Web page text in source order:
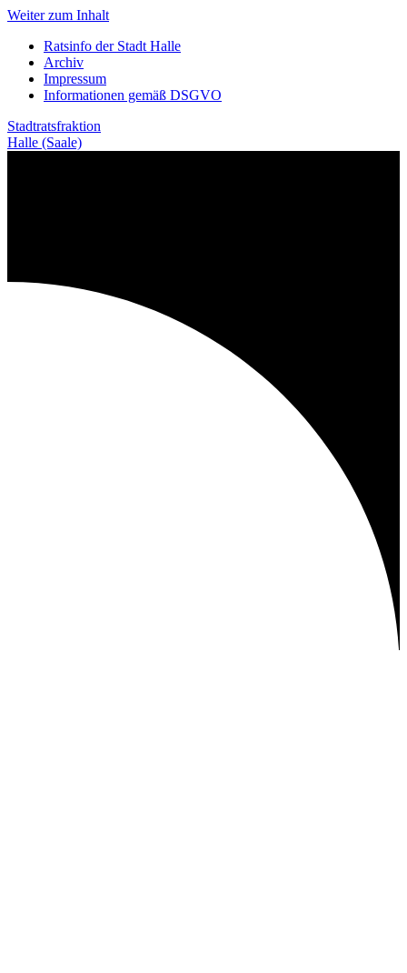
Weiter zum Inhalt
Ratsinfo der Stadt Halle
Archiv
Impressum
Informationen gemäß DSGVO
Stadtratsfraktion
Halle (Saale)